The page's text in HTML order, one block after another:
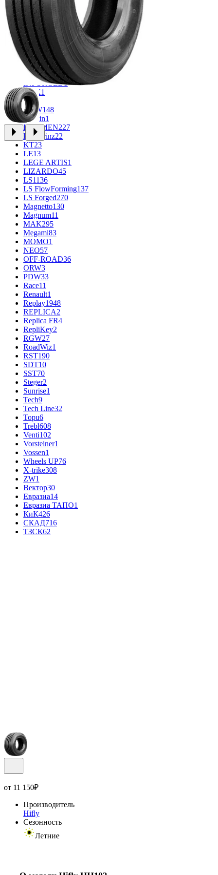
CROSS_STREET
30
Eurodisk 1
FF33
FR REPLICA
2
GR 34
Grizzly 3
iFree 1014
iFree Original
53
Ikon1
INFORGED1
K&K1
K72
KDW148
Keskin1
KHOMEN227
Kronprinz22
KT23
LE13
LEGE ARTIS1
LIZARDO45
LS1136
LS FlowForming137
LS Forged270
Magnetto130
Magnum11
MAK295
Megami83
MOMO1
NEO57
OFF-ROAD36
ORW3
PDW33
Race11
Renault1
Replay1948
REPLICA2
Replica FR4
RepliKey2
RGW27
RoadWiz1
RST190
SDT10
SST70
Steger2
Sunrise1
Tech9
Tech Line32
Topu6
Trebl608
Venti102
Vorsteiner1
Vossen1
Wheels UP76
X-trike308
ZW1
Вектор30
Евразиа14
Евразиа ТАПО1
КиК426
СКАД716
ТЗСК62
от 11 150₽
Производитель
Hifly
Сезонность
Летние